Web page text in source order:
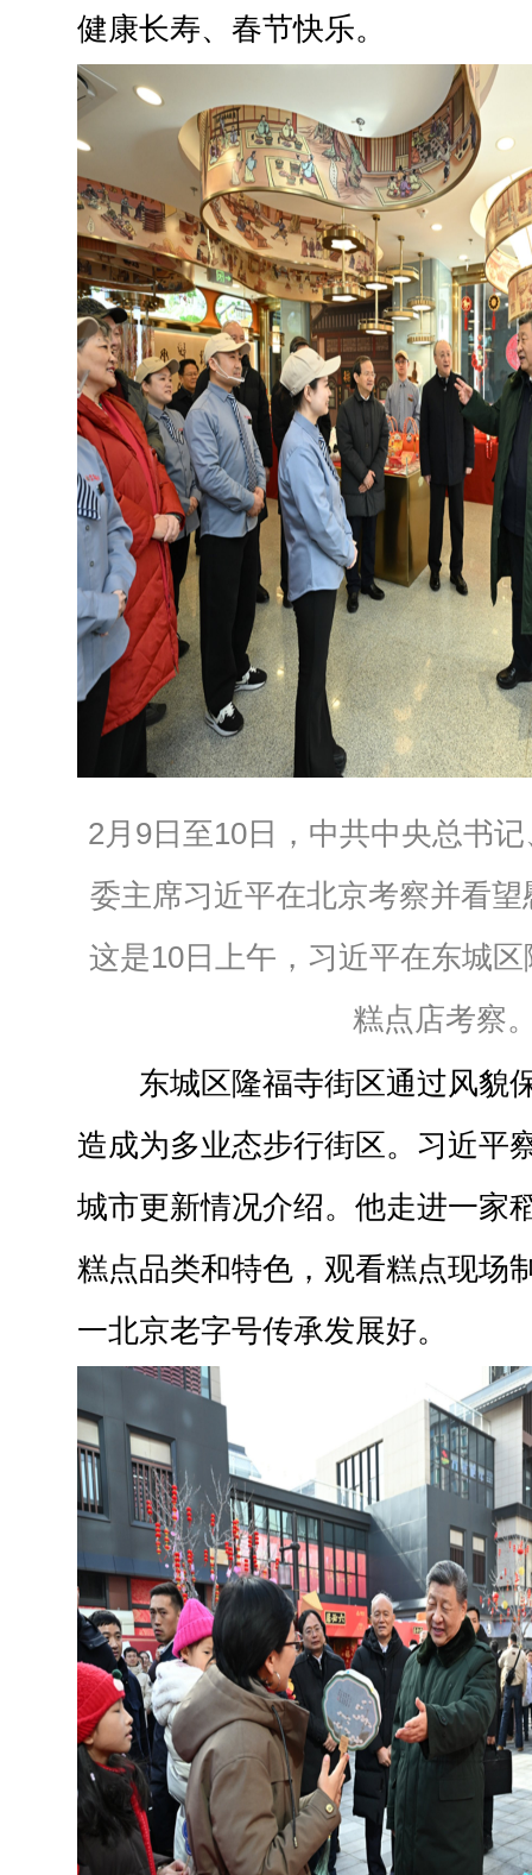
健康长寿、春节快乐。
2月9日至10日，中共中央总书
委主席习近平在北京考察并看
这是10日上午，习近平在东城
糕点店考察
东城区隆福寺街区通过风貌
造成为多业态步行街区。习近平
城市更新情况介绍。他走进一家
糕点品类和特色，观看糕点现场
一北京老字号传承发展好。